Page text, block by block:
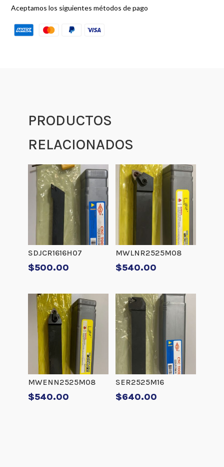
Aceptamos los siguientes métodos de pago
PRODUCTOS
RELACIONADOS
SDJCR1616H07
$500.00
MWLNR2525M08
$540.00
MWENN2525M08
$540.00
SER2525M16
$640.00